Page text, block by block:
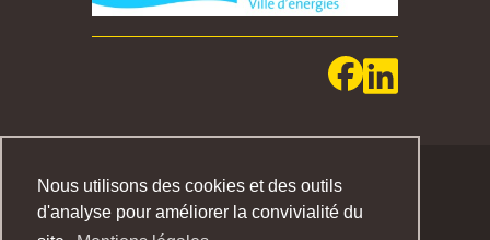
Nous utilisons des cookies et des outils
d'analyse pour améliorer la convivialité du
MENTIONS LEGALES
IMPRESSUM